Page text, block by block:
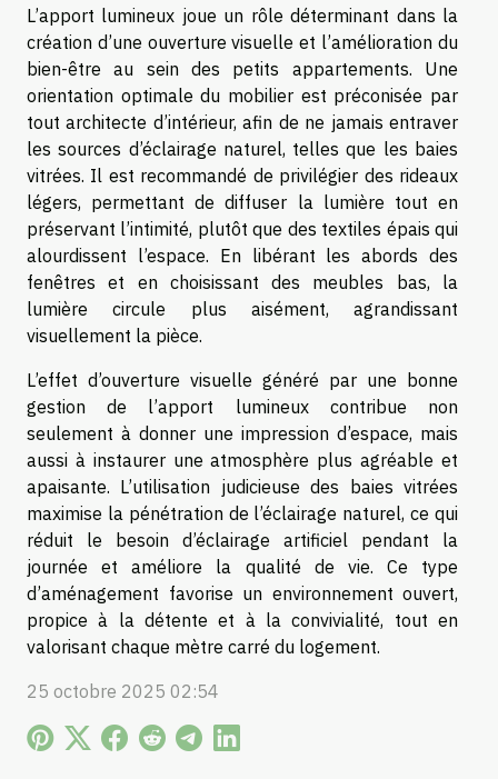
L’apport lumineux joue un rôle déterminant dans la
création d’une ouverture visuelle et l’amélioration du
bien-être au sein des petits appartements. Une
orientation optimale du mobilier est préconisée par
tout architecte d’intérieur, afin de ne jamais entraver
les sources d’éclairage naturel, telles que les baies
vitrées. Il est recommandé de privilégier des rideaux
légers, permettant de diffuser la lumière tout en
préservant l’intimité, plutôt que des textiles épais qui
alourdissent l’espace. En libérant les abords des
fenêtres et en choisissant des meubles bas, la
lumière circule plus aisément, agrandissant
visuellement la pièce.
L’effet d’ouverture visuelle généré par une bonne
gestion de l’apport lumineux contribue non
seulement à donner une impression d’espace, mais
aussi à instaurer une atmosphère plus agréable et
apaisante. L’utilisation judicieuse des baies vitrées
maximise la pénétration de l’éclairage naturel, ce qui
réduit le besoin d’éclairage artificiel pendant la
journée et améliore la qualité de vie. Ce type
d’aménagement favorise un environnement ouvert,
propice à la détente et à la convivialité, tout en
valorisant chaque mètre carré du logement.
25 octobre 2025 02:54